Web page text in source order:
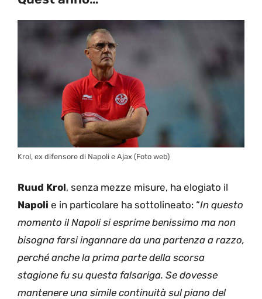
Krol, ex difensore di Napoli e Ajax (Foto web)
Ruud Krol, senza mezze misure, ha elogiato il
Napoli e in particolare ha sottolineato: “In questo
momento il Napoli si esprime benissimo ma non
bisogna farsi ingannare da una partenza a razzo,
perché anche la prima parte della scorsa
stagione fu su questa falsariga. Se dovesse
mantenere una simile continuità sul piano del